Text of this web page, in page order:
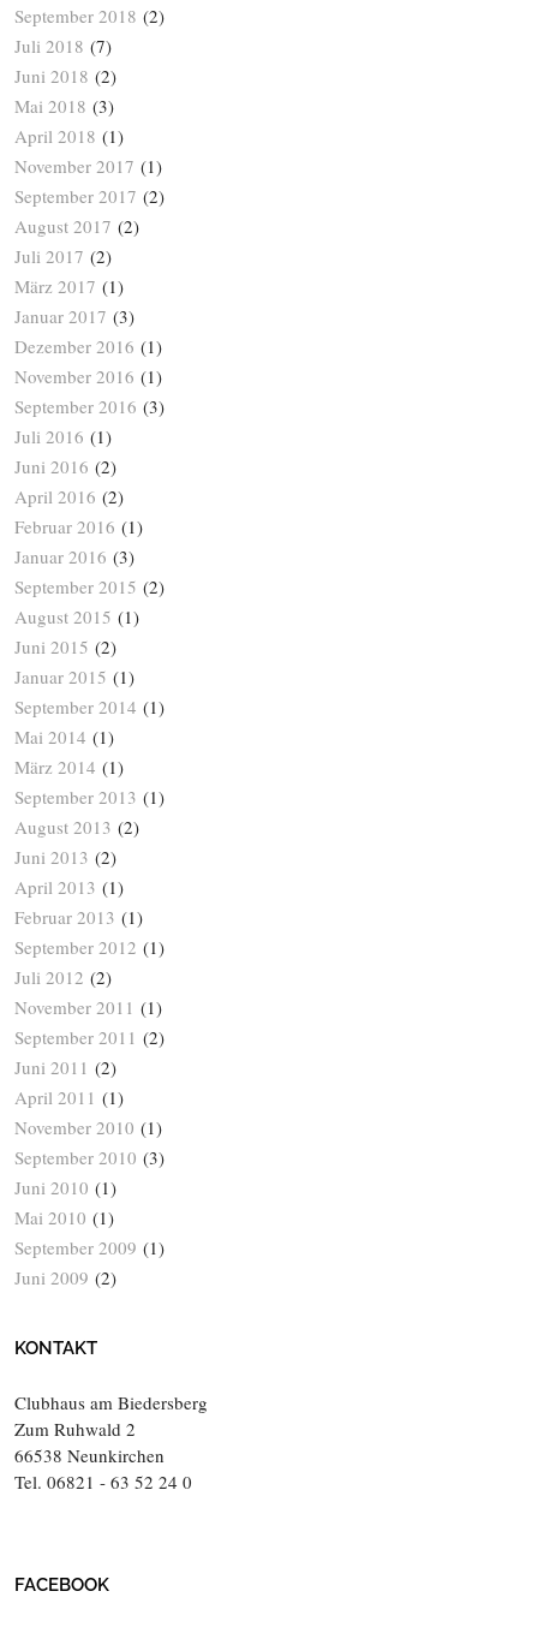
September 2018 (2)
Juli 2018 (7)
Juni 2018 (2)
Mai 2018 (3)
April 2018 (1)
November 2017 (1)
September 2017 (2)
August 2017 (2)
Juli 2017 (2)
März 2017 (1)
Januar 2017 (3)
Dezember 2016 (1)
November 2016 (1)
September 2016 (3)
Juli 2016 (1)
Juni 2016 (2)
April 2016 (2)
Februar 2016 (1)
Januar 2016 (3)
September 2015 (2)
August 2015 (1)
Juni 2015 (2)
Januar 2015 (1)
September 2014 (1)
Mai 2014 (1)
März 2014 (1)
September 2013 (1)
August 2013 (2)
Juni 2013 (2)
April 2013 (1)
Februar 2013 (1)
September 2012 (1)
Juli 2012 (2)
November 2011 (1)
September 2011 (2)
Juni 2011 (2)
April 2011 (1)
November 2010 (1)
September 2010 (3)
Juni 2010 (1)
Mai 2010 (1)
September 2009 (1)
Juni 2009 (2)
KONTAKT
Clubhaus am Biedersberg
Zum Ruhwald 2
66538 Neunkirchen
Tel. 06821 - 63 52 24 0
FACEBOOK